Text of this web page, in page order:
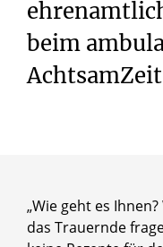
beim
AchtsamZeit
„Wie geht es
das Trauernde